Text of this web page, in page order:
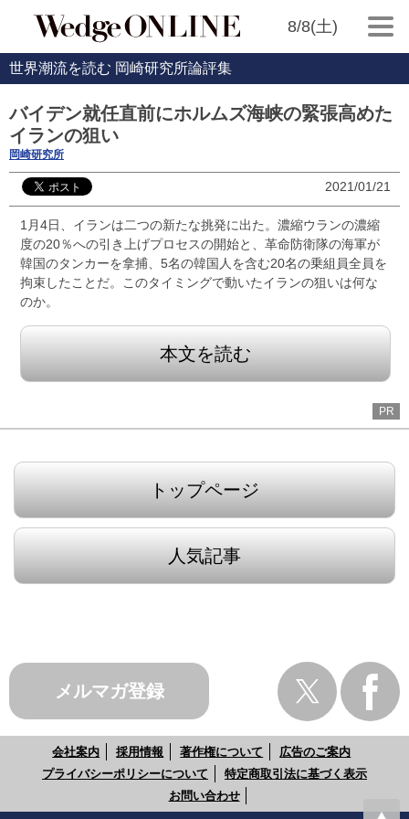
8/8(土)
世界潮流を読む 岡崎研究所論評集
バイデン就任直前にホルムズ海峡の緊張高めた
イランの狙い
岡崎研究所
2021/01/21
1月4日、イランは二つの新たな挑発に出た。濃縮ウランの濃縮
度の20％への引き上げプロセスの開始と、革命防衛隊の海軍が
韓国のタンカーを拿捕、5名の韓国人を含む20名の乗組員全員を
拘束したことだ。このタイミングで動いたイランの狙いは何な
のか。
本文を読む
PR
トップページ
人気記事
メルマガ登録
会社案内 採用情報 著作権について
広告のご案内
プライバシーポリシーについて
特定商取引法に基づく表示
お問い合わせ